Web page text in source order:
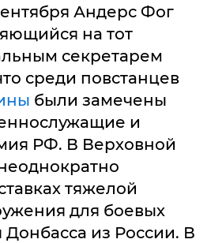
Андерс Фог
на тот
секретарем
среди повстанцев
были замечены
и
РФ. В Верховной
тяжелой
для боевых
из России. В